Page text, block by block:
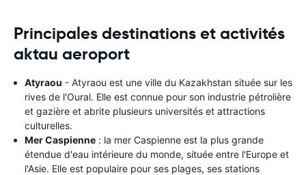
Principales destinations et activités
aktau aeroport
Atyraou - Atyraou est une ville du Kazakhstan située sur les
rives de l'Oural. Elle est connue pour son industrie pétrolière
et gazière et abrite plusieurs universités et attractions
culturelles.
Mer Caspienne : la mer Caspienne est la plus grande
étendue d'eau intérieure du monde, située entre l'Europe et
l'Asie. Elle est populaire pour ses plages, ses stations